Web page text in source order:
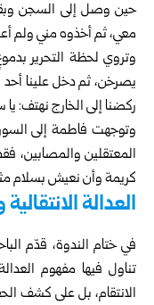
حين وصل إلى السجن
معي، ثم أخذوه مني ولم
وتروي لحظة التحرير
يصرخن، ثم دخل علينا
ركضنا إلى الخارج نهتف:
وتوجهت فاطمة إلى
المعتقلين والمصابين،
كريمة وأن نعيش بسلام
العدالة
في ختام الندوة، قدّم
تناول فيها مفهوم
الانتقام، بل على كشف